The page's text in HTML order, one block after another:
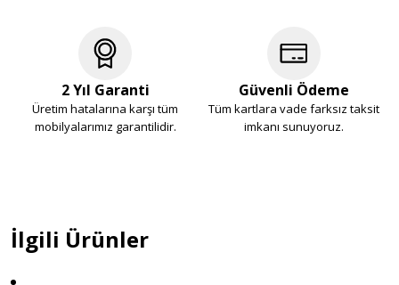
2 Yıl Garanti
Üretim hatalarına karşı tüm
mobilyalarımız garantilidir.
Güvenli Ödeme
Tüm kartlara vade farksız taksit
imkanı sunuyoruz.
İlgili Ürünler